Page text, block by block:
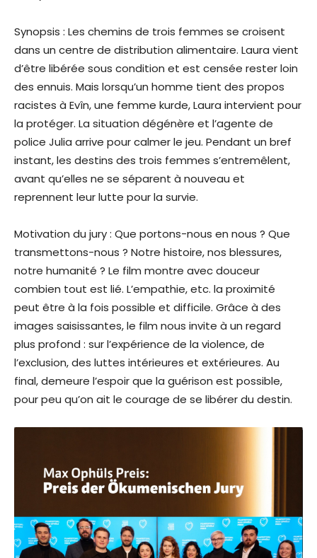
Synopsis : Les chemins de trois femmes se croisent
dans un centre de distribution alimentaire. Laura vient
d’être libérée sous condition et est censée rester loin
des ennuis. Mais lorsqu’un homme tient des propos
racistes à Evîn, une femme kurde, Laura intervient pour
la protéger. La situation dégénère et l’agente de
police Julia arrive pour calmer le jeu. Pendant un bref
instant, les destins des trois femmes s’entremêlent,
avant qu’elles ne se séparent à nouveau et
reprennent leur lutte pour la survie.
Motivation du jury : Que portons-nous en nous ? Que
transmettons-nous ? Notre histoire, nos blessures,
notre humanité ? Le film montre avec douceur
combien tout est lié. L’empathie, etc. la proximité
peut être à la fois possible et difficile. Grâce à des
images saisissantes, le film nous invite à un regard
plus profond : sur l’expérience de la violence, de
l’exclusion, des luttes intérieures et extérieures. Au
final, demeure l’espoir que la guérison est possible,
pour peu qu’on ait le courage de se libérer du destin.